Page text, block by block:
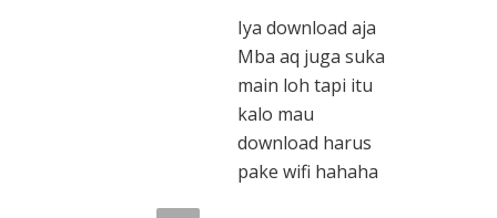
Iya download aja
Mba aq juga suka
main loh tapi itu
kalo mau
download harus
pake wifi hahaha